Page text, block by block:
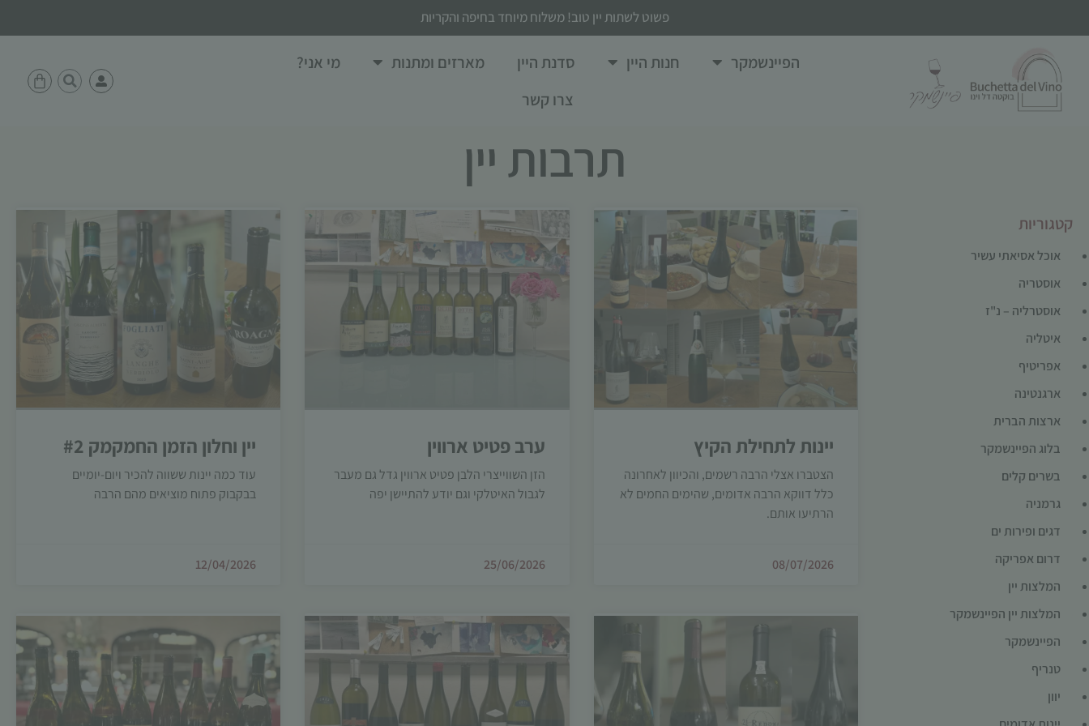
פשוט לשתות יין טוב! משלוח מיוחד בחיפה והקריות
הפיינשמקר חנות היין סדנת היין מארזים ומתנות
מי אני?
צרו קשר
תרבות יין
קטגוריות
אוכל אסיאתי עשיר
אוסטריה
אוסטרליה – נ"ז
איטליה
אפריטיף
ארגנטינה
ארצות הברית
בלוג הפיינשמקר
בשרים קלים
גרמניה
דגים ופירות ים
דרום אפריקה
המלצות יין
המלצות יין הפיינשמקר
הפיינשמקר
טנריף
יוון
יינות לתחילת הקיץ
הצטברו אצלי הרבה רשמים, והכיוון לאחרונה
כלל דווקא הרבה אדומים, שהימים החמים לא
הרתיעו אותם.
08/07/2026
ערב פטיט ארווין
הזן השווייצרי הלבן פטיט ארווין גדל גם מעבר
לגבול האיטלקי וגם יודע להתיישן יפה
25/06/2026
יין וחלון הזמן החמקמק #2
עוד כמה יינות ששווה להכיר ויום-יומיים
בבקבוק פתוח מוציאים מהם הרבה
12/04/2026
אלו אינם
סטטיסטיקות
כדי שנוכל
לשפר את